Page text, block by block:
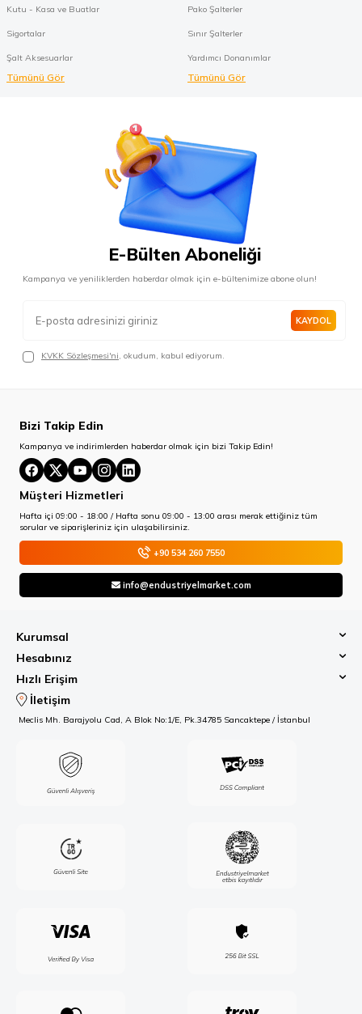
Kutu - Kasa ve Buatlar
Sigortalar
Şalt Aksesuarlar
Tümünü Gör
Pako Şalterler
Sınır Şalterler
Yardımcı Donanımlar
Tümünü Gör
E-Bülten Aboneliği
Kampanya ve yeniliklerden haberdar olmak için e-bültenimize abone olun!
KAYDOL
KVKK Sözleşmesi'ni, okudum, kabul ediyorum.
Bizi Takip Edin
Kampanya ve indirimlerden haberdar olmak için bizi Takip Edin!
Müşteri Hizmetleri
Hafta içi 09:00 - 18:00 / Hafta sonu 09:00 - 13:00 arası merak ettiğiniz tüm
sorular ve siparişleriniz için ulaşabilirsiniz.
+90 534 260 7550
info@endustriyelmarket.com
Kurumsal
Hesabınız
Hızlı Erişim
İletişim
Meclis Mh. Barajyolu Cad, A Blok No:1/E, Pk.34785 Sancaktepe / İstanbul